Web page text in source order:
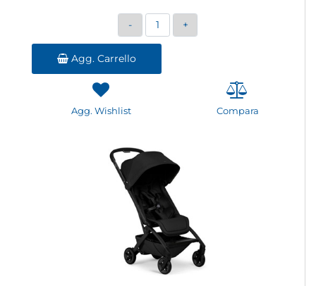
Quantità
Agg. Carrello
Agg. Wishlist Compara